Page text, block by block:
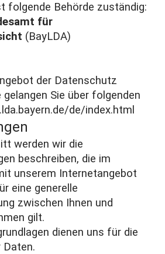
folgende Behörde zuständig:
für
(BayLDA)
der Datenschutz
Sie über folgenden
de/index.html
werden wir die
beschreiben, die im
unserem Internetangebot
eine generelle
zwischen Ihnen und
gilt.
dienen uns für die
Daten.